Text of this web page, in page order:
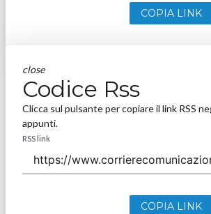
COPIA LINK
close
Codice Rss
Clicca sul pulsante per copiare il link RSS
appunti.
RSS link
COPIA LINK